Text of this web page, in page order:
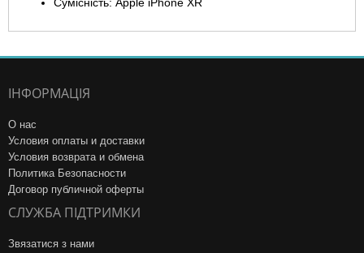
ІНФОРМАЦІЯ
О нас
Условия оплаты и доставки
Условия возврата и обмена
Политика Безопасности
Договор публичной оферты
СЛУЖБА ПІДТРИМКИ
Звязатися з нами